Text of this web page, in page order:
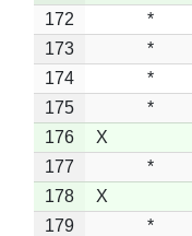
172
*
173
*
174
*
175
*
176
X
177
*
178
X
179
*